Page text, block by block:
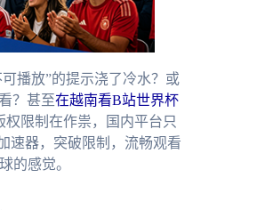
播放”的提示浇了冷水？或
？甚至在越南看B站世界杯
限制在作祟，国内平台只
速器，突破限制，流畅观看
的感觉。